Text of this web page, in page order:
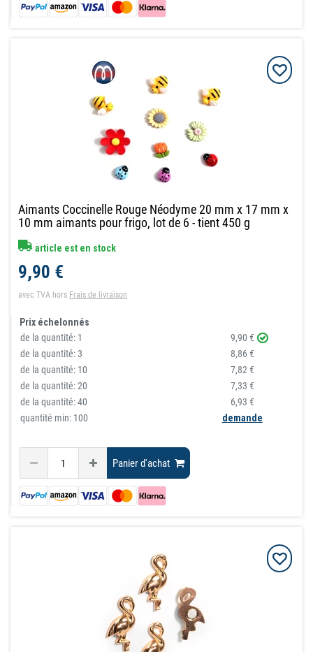
Aimants Coccinelle Rouge Néodyme 20 mm x 17 mm x
10 mm aimants pour frigo, lot de 6 - tient 450 g
article est en stock
9,90 €
avec TVA hors Frais de livraison
Prix échelonnés
de la quantité: 1
9,90 €
de la quantité:3
8,86 €
de la quantité: 10
7,82 €
de la quantité:20
7,33 €
de la quantité:40
6,93 €
quantité min: 100
demande
Panier d'achat